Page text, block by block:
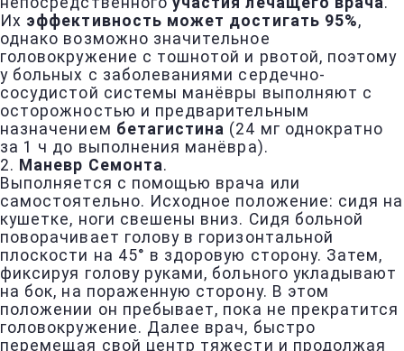
Их эффективность может достигать 95%,
однако возможно значительное
головокружение с тошнотой и рвотой, поэтому
у больных с заболеваниями сердечно-
сосудистой системы манёвры выполняют с
осторожностью и предварительным
назначением бетагистина (24 мг однократно
за 1 ч до выполнения манёвра).
2. Маневр Семонта.
Выполняется с помощью врача или
самостоятельно. Исходное положение: сидя на
кушетке, ноги свешены вниз. Сидя больной
поворачивает голову в горизонтальной
плоскости на 45° в здоровую сторону. Затем,
фиксируя голову руками, больного укладывают
на бок, на пораженную сторону. В этом
положении он пребывает, пока не прекратится
головокружение. Далее врач, быстро
перемещая свой центр тяжести и продолжая